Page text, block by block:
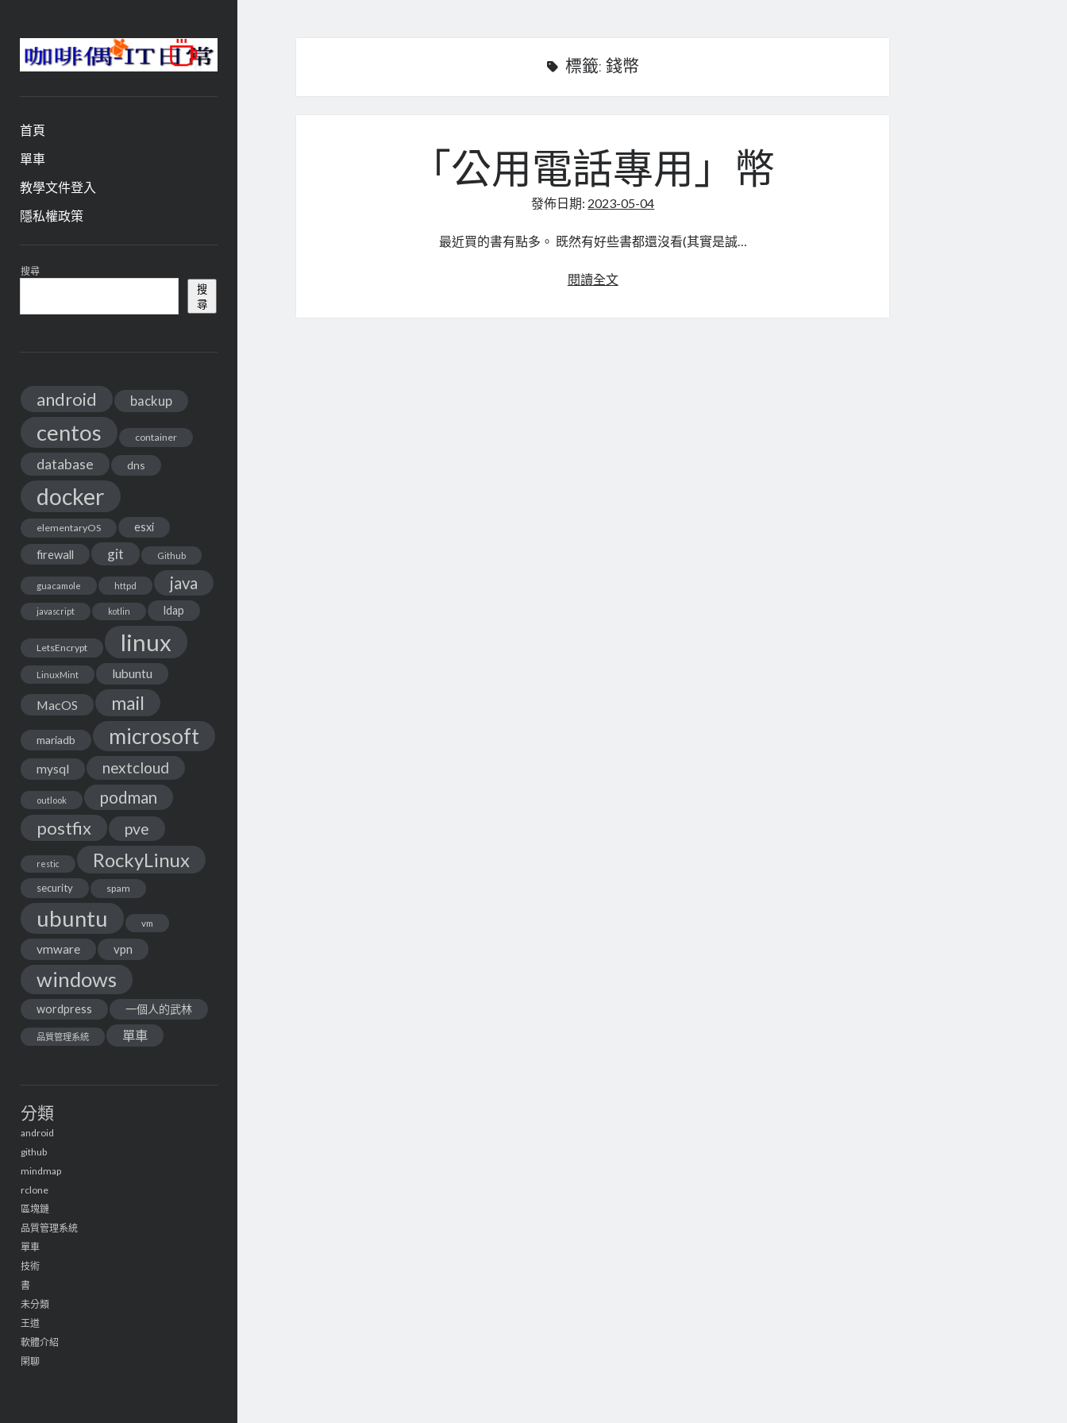
咖
啡
與
IT
日
常
首頁
單車
教學文件登入
隱私權政策
資
訊
欄
搜尋
搜
尋
android backup
centos container
database dns
docker
elementaryOS esxi
firewall git Github
guacamole httpd java
javascript kotlin ldap
LetsEncrypt linux
LinuxMint lubuntu
MacOS mail
mariadb microsoft
mysql nextcloud
outlook podman
postfix pve
restic RockyLinux
security spam
ubuntu vm
vmware vpn
windows
wordpress 一個人的武林
品質管理系統 單車
分類
android
github
mindmap
rclone
區塊鏈
品質管理系統
單車
技術
書
未分類
王道
軟體介紹
閑聊
標籤: 錢幣
「公用電話專用」幣
發佈日期: 2023-05-04
最近買的書有點多。 既然有好些書都還沒看(其實是誠…
閱讀全文「公